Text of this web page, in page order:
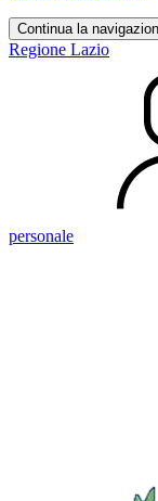
Continua la
Regione Lazio
personale